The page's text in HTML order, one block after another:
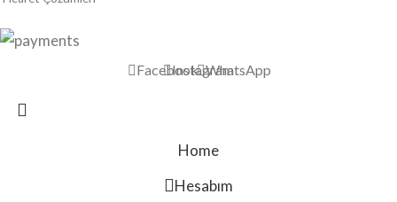
FacebookInstagramWhatsApp
Home
Hesabım